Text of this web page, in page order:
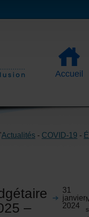
Accueil
Actualités - COVID-19 -
–
31
janvier
2024